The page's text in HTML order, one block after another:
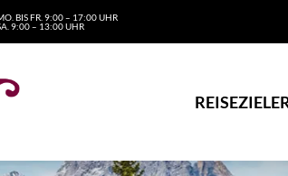
BIS FR. 9:00 – 17:00 UHR
9:00 – 13:00 UHR
REISEZIELE